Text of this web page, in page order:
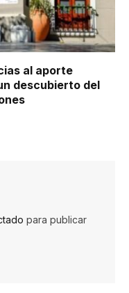
al aporte
descubierto del
para publicar